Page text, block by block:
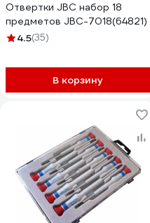
Отвертки JBC набор 18
предметов JBC-7018(64821)
4.5(35)
В корзину